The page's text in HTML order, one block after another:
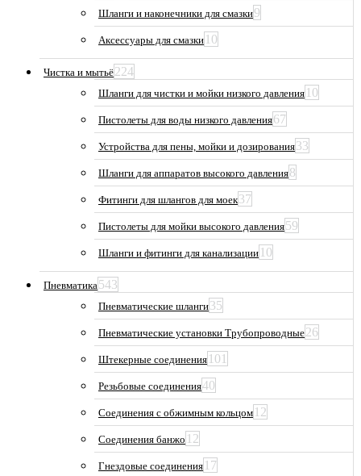
Шланги и наконечники для смазки9
Аксессуары для смазки 10
Чистка и мытьё224
Шланги для чистки и мойки низкого давления 10
Пистолеты для воды низкого давления67
Устройства для пены, мойки и дозирования33
Шланги для аппаратов высокого давления8
Фитинги для шлангов для моек37
Пистолеты для мойки высокого давления59
Шланги и фитинги для канализации 10
Пневматика543
Пневматические шланги35
Пневматические установки Трубопроводные26
Штекерные соединения 101
Резьбовые соединения40
Соединения с обжимным кольцом 12
Соединения банжо 12
Гнездовые соединения 17